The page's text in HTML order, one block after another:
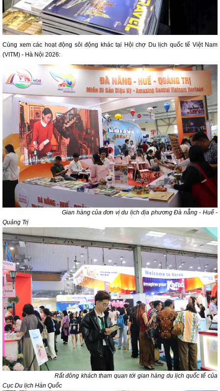
Cùng xem các hoạt động sôi động khác tại Hội chợ Du lịch quốc tế Việt Nam
(VITM) - Hà Nội 2026:
Gian hàng của đơn vị du lịch địa phương Đà nẵng - Huế -
Quảng Trị
Rất đông khách tham quan tới gian hàng du lịch quốc tế của
Cục Du lịch Hàn Quốc